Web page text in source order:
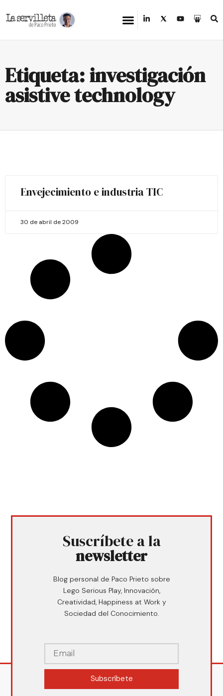
Etiqueta: investigación
asistive technology
Envejecimiento e industria TIC
30 de abril de 2009
Suscríbete a la
newsletter
Blog personal de Paco Prieto sobre
Lego Serious Play, Innovación,
Creatividad, Happiness at Work y
Sociedad del Conocimiento.
Subscríbete